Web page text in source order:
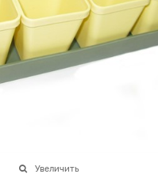
Увеличить